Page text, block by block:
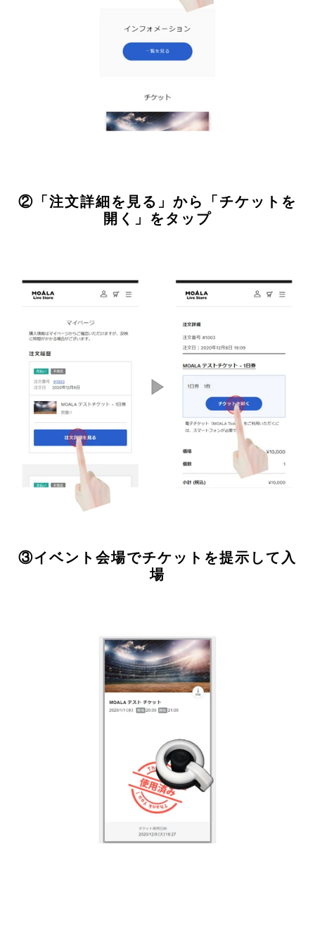
②「注文詳細を見る」から「チケットを
開く」をタップ
③イベント会場でチケットを提示して入
場